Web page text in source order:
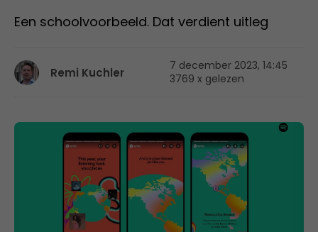
Een schoolvoorbeeld. Dat verdient uitleg
Remi Kuchler
7 december 2023, 14:45
3769 x gelezen